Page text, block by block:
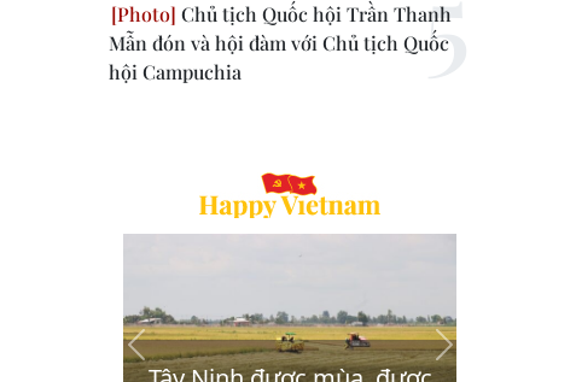
Chủ tịch Quốc hội Trần Thanh
Mẫn đón và hội đàm với Chủ tịch Quốc
hội Campuchia